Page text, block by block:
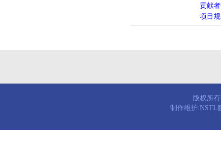
贡献
项目
版权所
制作维护:NSTL